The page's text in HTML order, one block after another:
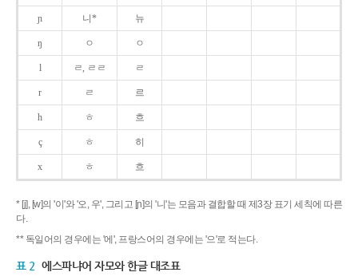
ɲ 니* 뉴
ŋ ㅇ ㅇ
l ㄹ, ㄹㄹ ㄹ
r ㄹ 르
h ㅎ 흐
ç ㅎ 히
x ㅎ 흐
* [j], [w]의 '이'와 '오, 우', 그리고 [ɲ]의 '니'는 모음과 결합할 때 제3장 표기 세칙에 따른
다.
** 독일어의 경우에는 '에', 프랑스어의 경우에는 '으'로 적는다.
표 2 에스파냐어 자모와 한글 대조표